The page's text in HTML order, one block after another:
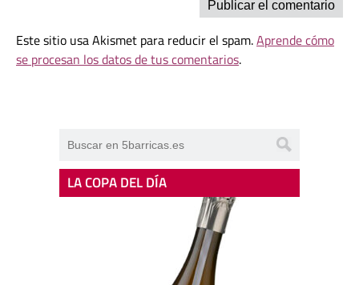
Este sitio usa Akismet para reducir el spam.Aprende cómo
se procesan los datos de tus comentarios.
LA COPA DEL DÍA